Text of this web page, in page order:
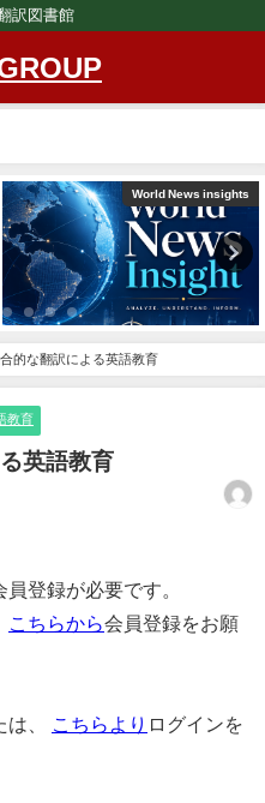
訳図書館
World News insights
的な翻訳による英語教育
教育
英語教育
登録が必要です。
こちらから会員登録をお願
は、 こちらより ログインを